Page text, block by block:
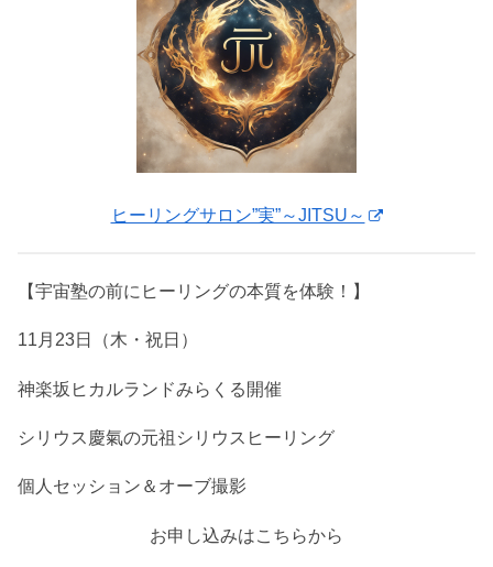
ヒーリングサロン”実”～JITSU～
【宇宙塾の前にヒーリングの本質を体験！】
11月23日（木・祝日）
神楽坂ヒカルランドみらくる開催
シリウス慶氣の元祖シリウスヒーリング
個人セッション＆オーブ撮影
お申し込みはこちらから